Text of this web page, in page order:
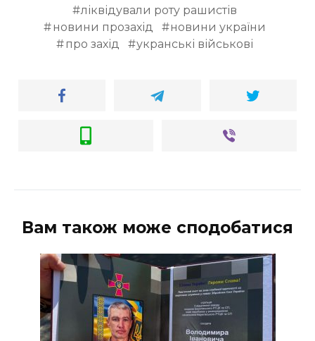
ліквідували роту рашистів
новини прозахід
новини україни
про захід
укранські військові
Вам також може сподобатися